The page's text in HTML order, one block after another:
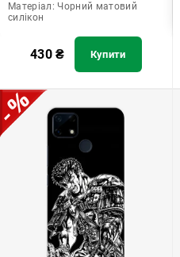
Матеріал: Чорний матовий
силікон
430₴ Купити